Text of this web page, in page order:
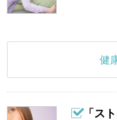
健
「ス